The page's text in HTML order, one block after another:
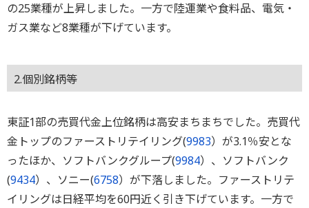
の25業種が上昇しました。一方で陸運業や食料品、電気・
ガス業など8業種が下げています。
2.個別銘柄等
東証1部の売買代金上位銘柄は高安まちまちでした。売買代
金トップのファーストリテイリング(9983）が3.1％安とな
ったほか、ソフトバンクグループ(9984）、ソフトバンク
(9434）、ソニー(6758）が下落しました。ファーストリテ
イリングは日経平均を60円近く引き下げています。一方で